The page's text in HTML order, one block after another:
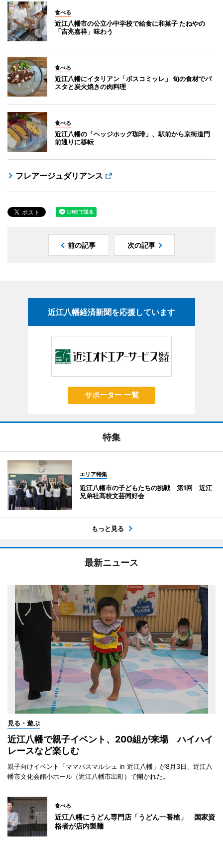
食べる
近江八幡市の公立小中学校で給食に和菓子 たねやの
「吉兆嘉祥」味わう
食べる
近江八幡にイタリアン「ボスコミッレ」 旬の食材でパ
スタと炭火焼きの肉料理
食べる
近江八幡の「ヘッジホッグ珈琲」、駅前から京街道門
前通りに移転
フレアージュダリアンス
前の記事 次の記事
近江八幡経済新聞を応援しています
サポーター 一覧
特集
エリア特集
近江八幡市の子どもたちの挑戦 第1回 近江
兄弟社高校文芸同好会
もっと見る
最新ニュース
見る・遊ぶ
近江八幡で親子イベント、200組が来場 ハイハイ
レースなど楽しむ
親子向けイベント「ママパスマルシェ in 近江八幡」が8月3日、近江八
幡市文化会館小ホール（近江八幡市出町）で開かれた。
食べる
近江八幡にうどん専門店「うどん一番槍」 国家資
格者が店内製麺